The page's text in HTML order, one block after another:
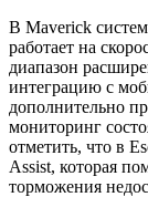
В Maverick
работает на
диапазон
интеграцию с
дополнительно
мониторинг
отметить, что в
Assist, которая
торможения